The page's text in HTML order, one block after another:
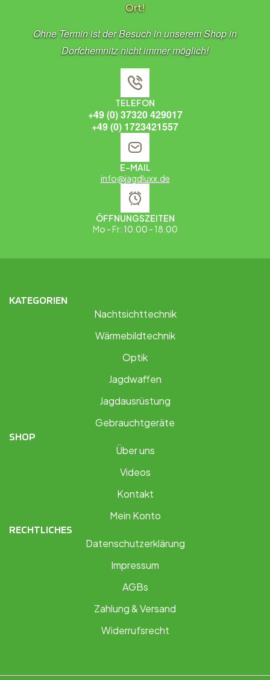
Ort!
Ohne Termin ist der Besuch in unserem Shop in
Dorfchemnitz nicht immer möglich!
TELEFON
+49 (0) 37320 429017
+49 (0) 1723421557
E-MAIL
info@jagdluxx.de
ÖFFNUNGSZEITEN
Mo - Fr: 10.00 - 18.00
KATEGORIEN
Nachtsichttechnik
Wärmebildtechnik
Optik
Jagdwaffen
Jagdausrüstung
Gebrauchtgeräte
SHOP
Über uns
Videos
Kontakt
Mein Konto
RECHTLICHES
Datenschutzerklärung
Impressum
AGBs
Zahlung & Versand
Widerrufsrecht